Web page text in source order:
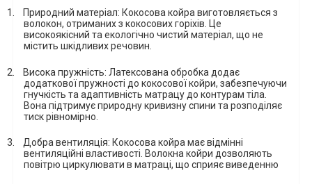
1.
Природний матеріал: Кокосова койра виготовляється з
волокон, отриманих з кокосових горіхів. Це
високоякісний та екологічно чистий матеріал, що не
містить шкідливих речовин.
2.
Висока пружність: Латексована обробка додає
додаткової пружності до кокосової койри, забезпечуючи
гнучкість та адаптивність матрацу до контурам тіла.
Вона підтримує природну кривизну спини та розподіляє
тиск рівномірно.
3.
Добра вентиляція: Кокосова койра має відмінні
вентиляційні властивості. Волокна койри дозволяють
повітрю циркулювати в матраці, що сприяє виведенню